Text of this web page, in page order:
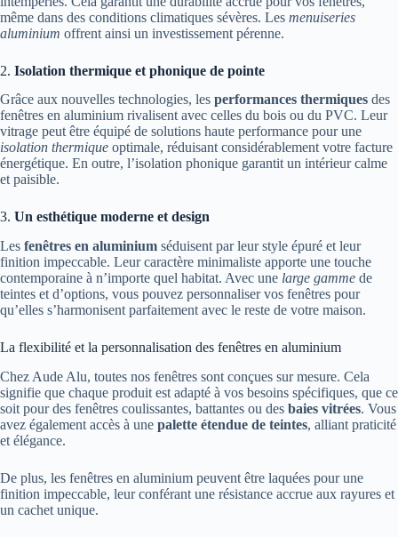
même dans des conditions climatiques sévères. Les menuiseries
aluminium offrent ainsi un investissement pérenne.
2. Isolation thermique et phonique de pointe
Grâce aux nouvelles technologies, les performances thermiques des
fenêtres en aluminium rivalisent avec celles du bois ou du PVC. Leur
vitrage peut être équipé de solutions haute performance pour une
isolation thermique optimale, réduisant considérablement votre facture
énergétique. En outre, l’isolation phonique garantit un intérieur calme
et paisible.
3. Un esthétique moderne et design
Les fenêtres en aluminium séduisent par leur style épuré et leur
finition impeccable. Leur caractère minimaliste apporte une touche
contemporaine à n’importe quel habitat. Avec une large gamme de
teintes et d’options, vous pouvez personnaliser vos fenêtres pour
qu’elles s’harmonisent parfaitement avec le reste de votre maison.
La flexibilité et la personnalisation des fenêtres en aluminium
Chez Aude Alu, toutes nos fenêtres sont conçues sur mesure. Cela
signifie que chaque produit est adapté à vos besoins spécifiques, que ce
soit pour des fenêtres coulissantes, battantes ou des baies vitrées. Vous
avez également accès à une palette étendue de teintes, alliant praticité
et élégance.
De plus, les fenêtres en aluminium peuvent être laquées pour une
finition impeccable, leur conférant une résistance accrue aux rayures et
un cachet unique.